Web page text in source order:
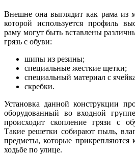
Внешне она выглядит как рама из
которой используется профиль
раму могут быть вставлены
грязь с обуви:
шипы из резины;
специальные жесткие щетки;
специальный материал с
скребки.
Установка данной конструкции
оборудованный во входной
происходит скопление грязи с
Такие решетки собирают пыль,
предметы, которые прикрепляются
ходьбе по улице.